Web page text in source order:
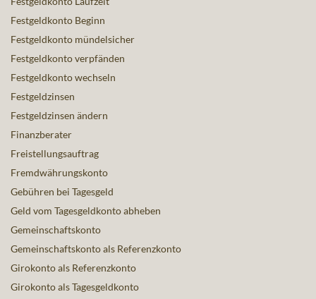
Festgeldkonto Beginn
Festgeldkonto mündelsicher
Festgeldkonto verpfänden
Festgeldkonto wechseln
Festgeldzinsen
Festgeldzinsen ändern
Finanzberater
Freistellungsauftrag
Fremdwährungskonto
Gebühren bei Tagesgeld
Geld vom Tagesgeldkonto abheben
Gemeinschaftskonto
Gemeinschaftskonto als Referenzkonto
Girokonto als Referenzkonto
Girokonto als Tagesgeldkonto